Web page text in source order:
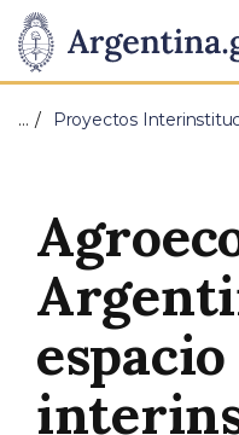
Presidencia
de
Nación
Pasar al contenido
… Proyectos
espacio